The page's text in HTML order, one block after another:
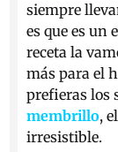
siempre
es que es un
receta la
más para el
prefieras los
membrillo,
irresistible.